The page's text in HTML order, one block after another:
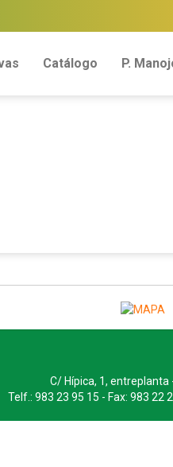
Catálogo P.
C/ Hípica, 1, entreplanta
Telf.: 983 23 95 15 - Fax: 983 22